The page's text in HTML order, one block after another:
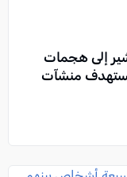
إلى هجمات
منشآت